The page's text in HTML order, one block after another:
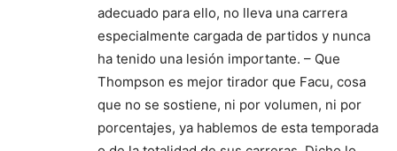
adecuado para ello, no lleva una carrera
especialmente cargada de partidos y nunca
ha tenido una lesión importante. – Que
Thompson es mejor tirador que Facu, cosa
que no se sostiene, ni por volumen, ni por
porcentajes, ya hablemos de esta temporada